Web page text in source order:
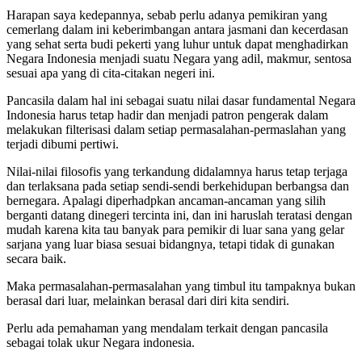
Harapan saya kedepannya, sebab perlu adanya pemikiran yang
cemerlang dalam ini keberimbangan antara jasmani dan kecerdasan
yang sehat serta budi pekerti yang luhur untuk dapat menghadirkan
Negara Indonesia menjadi suatu Negara yang adil, makmur, sentosa
sesuai apa yang di cita-citakan negeri ini.
Pancasila dalam hal ini sebagai suatu nilai dasar fundamental Negara
Indonesia harus tetap hadir dan menjadi patron pengerak dalam
melakukan filterisasi dalam setiap permasalahan-permaslahan yang
terjadi dibumi pertiwi.
Nilai-nilai filosofis yang terkandung didalamnya harus tetap terjaga
dan terlaksana pada setiap sendi-sendi berkehidupan berbangsa dan
bernegara. Apalagi diperhadpkan ancaman-ancaman yang silih
berganti datang dinegeri tercinta ini, dan ini haruslah teratasi dengan
mudah karena kita tau banyak para pemikir di luar sana yang gelar
sarjana yang luar biasa sesuai bidangnya, tetapi tidak di gunakan
secara baik.
Maka permasalahan-permasalahan yang timbul itu tampaknya bukan
berasal dari luar, melainkan berasal dari diri kita sendiri.
Perlu ada pemahaman yang mendalam terkait dengan pancasila
sebagai tolak ukur Negara indonesia.